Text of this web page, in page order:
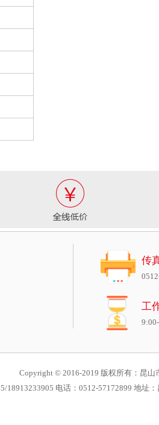
传
工
Copyright © 2016-2019 版权所有：昆山
18913233905 电话：0512-57172899 地址